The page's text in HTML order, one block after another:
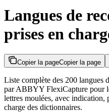
Langues de
prises en
Copier la pageCopier la page
Liste complète des 200 langues
par ABBYY FlexiCapture pour
lettres moulées, avec indication,
charge des dictionnaires.